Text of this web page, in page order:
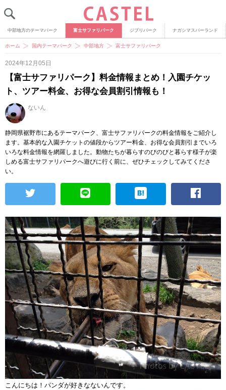
中部地方のテーマパーク 富士サファリパーク ジブリパーク ナガシマスパーランド
ホーム 国内テーマパーク 中部地方 富士サファリパーク
2024年12月05日
【富士サファリパーク】料金情報まとめ！入園チケッ
ト、ツアー料金、お得な会員割引情報も！
ないん
静岡県裾野市にあるテーマパーク、富士サファリパークの料金情報をご紹介し
ます。基本的な入園チケットの値段からツアー料金、お得な会員割引までいろ
いろな料金情報を網羅しました。動物たちが暮らすのびのびと暮らす様子が楽
しめる富士サファリパークへ遊びに行く前に、ぜひチェックしてみてくださ
い。
こんにちは！パンダが好きなないんです。